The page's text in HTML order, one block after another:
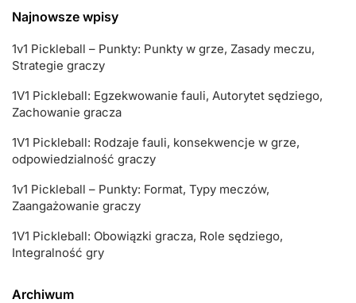
Najnowsze wpisy
1v1 Pickleball – Punkty: Punkty w grze, Zasady meczu,
Strategie graczy
1V1 Pickleball: Egzekwowanie fauli, Autorytet sędziego,
Zachowanie gracza
1V1 Pickleball: Rodzaje fauli, konsekwencje w grze,
odpowiedzialność graczy
1v1 Pickleball – Punkty: Format, Typy meczów,
Zaangażowanie graczy
1V1 Pickleball: Obowiązki gracza, Role sędziego,
Integralność gry
Archiwum